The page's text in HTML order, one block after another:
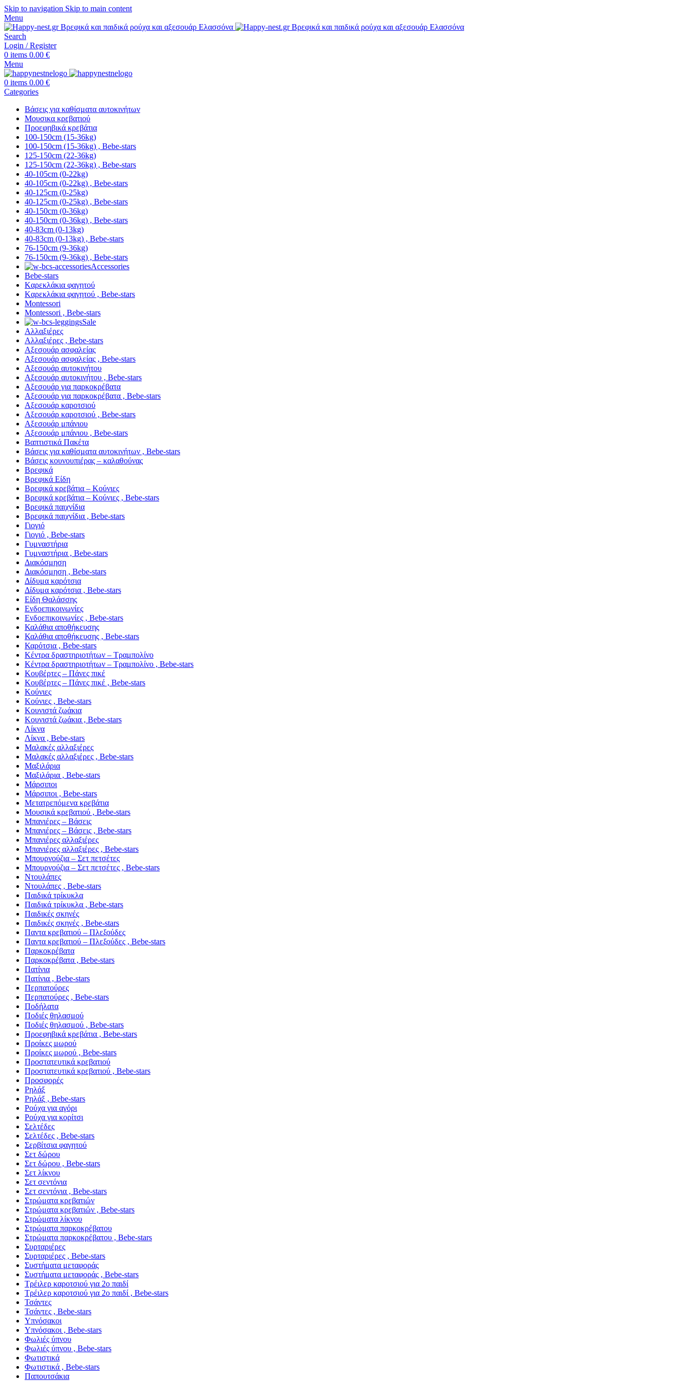
Skip to navigation Skip to main content
Menu
Search
Login / Register
0 items 0.00 €
Menu
0 items 0.00 €
Categories
Βάσεις για καθίσματα αυτοκινήτων
Μουσικα κρεβατιού
Προεφηβικά κρεβάτια
100-150cm (15-36kg)
100-150cm (15-36kg) , Bebe-stars
125-150cm (22-36kg)
125-150cm (22-36kg) , Bebe-stars
40-105cm (0-22kg)
40-105cm (0-22kg) , Bebe-stars
40-125cm (0-25kg)
40-125cm (0-25kg) , Bebe-stars
40-150cm (0-36kg)
40-150cm (0-36kg) , Bebe-stars
40-83cm (0-13kg)
40-83cm (0-13kg) , Bebe-stars
76-150cm (9-36kg)
76-150cm (9-36kg) , Bebe-stars
Accessories
Bebe-stars
Kαρεκλάκια φαγητού
Kαρεκλάκια φαγητού , Bebe-stars
Montessori
Montessori , Bebe-stars
Sale
Αλλαξιέρες
Αλλαξιέρες , Bebe-stars
Αξεσουάρ ασφαλείας
Αξεσουάρ ασφαλείας , Bebe-stars
Αξεσουάρ αυτοκινήτου
Αξεσουάρ αυτοκινήτου , Bebe-stars
Αξεσουάρ για παρκοκρέβατα
Αξεσουάρ για παρκοκρέβατα , Bebe-stars
Αξεσουάρ καροτσιού
Αξεσουάρ καροτσιού , Bebe-stars
Αξεσουάρ μπάνιου
Αξεσουάρ μπάνιου , Bebe-stars
Βαπτιστικά Πακέτα
Βάσεις για καθίσματα αυτοκινήτων , Bebe-stars
Βάσεις κουνουπιέρας – καλαθούνας
Βρεφικά
Βρεφικά Είδη
Βρεφικά κρεβάτια – Κούνιες
Βρεφικά κρεβάτια – Κούνιες , Bebe-stars
Βρεφικά παιχνίδια
Βρεφικά παιχνίδια , Bebe-stars
Γιογιό
Γιογιό , Bebe-stars
Γυμναστήρια
Γυμναστήρια , Bebe-stars
Διακόσμηση
Διακόσμηση , Bebe-stars
Δίδυμα καρότσια
Δίδυμα καρότσια , Bebe-stars
Είδη Θαλάσσης
Ενδοεπικοινωνίες
Ενδοεπικοινωνίες , Bebe-stars
Καλάθια αποθήκευσης
Καλάθια αποθήκευσης , Bebe-stars
Καρότσια , Bebe-stars
Κέντρα δραστηριοτήτων – Τραμπολίνο
Κέντρα δραστηριοτήτων – Τραμπολίνο , Bebe-stars
Κουβέρτες – Πάνες πικέ
Κουβέρτες – Πάνες πικέ , Bebe-stars
Κούνιες
Κούνιες , Bebe-stars
Κουνιστά ζωάκια
Κουνιστά ζωάκια , Bebe-stars
Λίκνα
Λίκνα , Bebe-stars
Μαλακές αλλαξιέρες
Μαλακές αλλαξιέρες , Bebe-stars
Μαξιλάρια
Μαξιλάρια , Bebe-stars
Μάρσιποι
Μάρσιποι , Bebe-stars
Μετατρεπόμενα κρεβάτια
Μουσικά κρεβατιού , Bebe-stars
Μπανιέρες – Βάσεις
Μπανιέρες – Βάσεις , Bebe-stars
Μπανιέρες αλλαξιέρες
Μπανιέρες αλλαξιέρες , Bebe-stars
Μπουρνούζια – Σετ πετσέτες
Μπουρνούζια – Σετ πετσέτες , Bebe-stars
Ντουλάπες
Ντουλάπες , Bebe-stars
Παιδικά τρίκυκλα
Παιδικά τρίκυκλα , Bebe-stars
Παιδικές σκηνές
Παιδικές σκηνές , Bebe-stars
Παντα κρεβατιού – Πλεξούδες
Παντα κρεβατιού – Πλεξούδες , Bebe-stars
Παρκοκρέβατα
Παρκοκρέβατα , Bebe-stars
Πατίνια
Πατίνια , Bebe-stars
Περπατούρες
Περπατούρες , Bebe-stars
Ποδήλατα
Ποδιές θηλασμού
Ποδιές θηλασμού , Bebe-stars
Προεφηβικά κρεβάτια , Bebe-stars
Προίκες μωρού
Προίκες μωρού , Bebe-stars
Προστατευτικά κρεβατιού
Προστατευτικά κρεβατιού , Bebe-stars
Προσφορές
Ρηλάξ
Ρηλάξ , Bebe-stars
Ρούχα για αγόρι
Ρούχα για κορίτσι
Σελτέδες
Σελτέδες , Bebe-stars
Σερβίτσια φαγητού
Σετ δώρου
Σετ δώρου , Bebe-stars
Σετ λίκνου
Σετ σεντόνια
Σετ σεντόνια , Bebe-stars
Στρώματα κρεβατιών
Στρώματα κρεβατιών , Bebe-stars
Στρώματα λίκνου
Στρώματα παρκοκρέβατου
Στρώματα παρκοκρέβατου , Bebe-stars
Συρταριέρες
Συρταριέρες , Bebe-stars
Συστήματα μεταφοράς
Συστήματα μεταφοράς , Bebe-stars
Τρέιλερ καροτσιού για 2ο παιδί
Τρέιλερ καροτσιού για 2ο παιδί , Bebe-stars
Τσάντες
Τσάντες , Bebe-stars
Υπνόσακοι
Υπνόσακοι , Bebe-stars
Φωλιές ύπνου
Φωλιές ύπνου , Bebe-stars
Φωτιστικά
Φωτιστικά , Bebe-stars
Παπουτσάκια